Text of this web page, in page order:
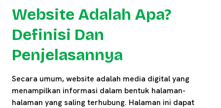
Website Adalah Apa?
Definisi Dan
Penjelasannya
Secara umum, website adalah media digital yang
menampilkan informasi dalam bentuk halaman-
halaman yang saling terhubung. Halaman ini dapat